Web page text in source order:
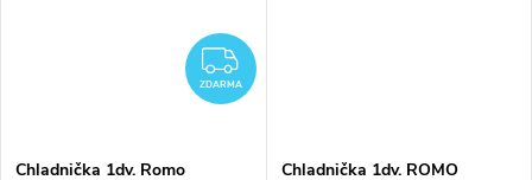
ZDARMA
ZDARMA
Chladnička 1dv. Romo
Chladnička 1dv. ROMO